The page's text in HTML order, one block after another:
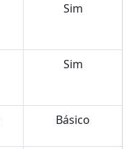
Sim
Sim
Básico